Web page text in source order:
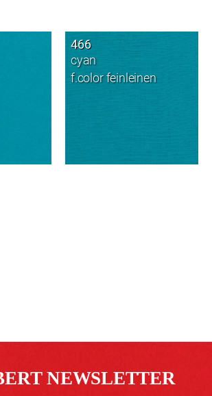
466
cyan
f.color feinleinen
NEWSLETTER